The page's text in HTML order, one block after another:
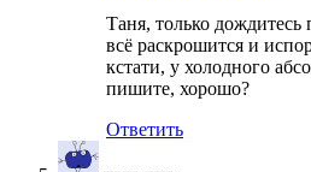
Таня, только
всё раскрошится и
кстати, у холодного
пишите, хорошо?
Ответить